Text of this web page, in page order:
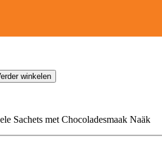
winkelen
Sachets met Chocoladesmaak Naäk